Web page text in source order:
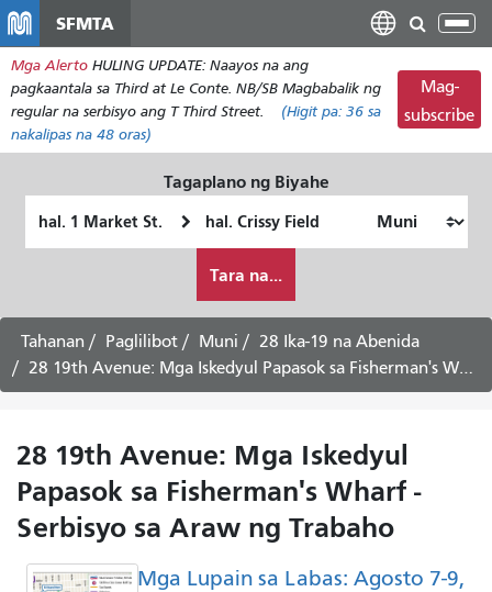
pangunahing
nilalaman
SFMTA
I-
ang
Mga Alerto HULING UPDATE: Naayos na ang
pagkaantala sa Third at Le Conte. NB/SB Magbabalik ng
regular na serbisyo ang T Third Street.
(Higit pa: 36 sa
nakalipas na 48 oras)
Mag-
subscribe
Tagaplano ng Biyahe
ko
gustong
maglakbay
Tara na...
Tahanan Paglilibot Muni
28 Ika-19 na Abenida
28 19th Avenue: Mga Iskedyul Papasok sa Fisherman's Wharf - Agosto 10, 2026
28 19th Avenue: Mga Iskedyul
Papasok sa Fisherman's Wharf -
Serbisyo sa Araw ng Trabaho
Mga Lupain sa Labas: Agosto 7-9,